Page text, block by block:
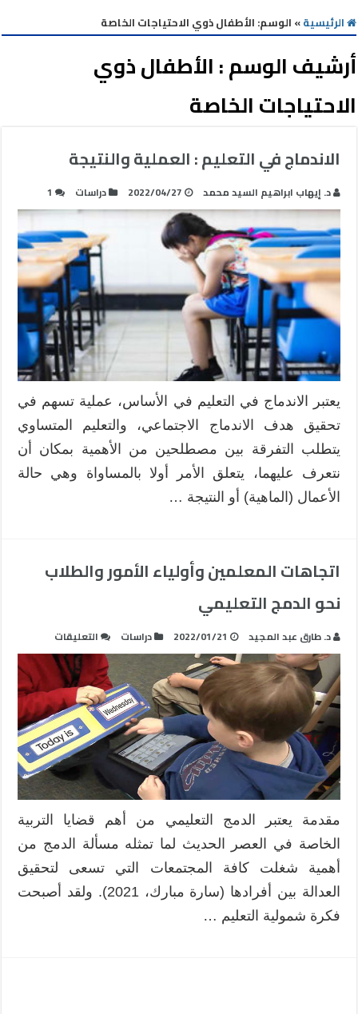
الرئيسية» الوسم: الأطفال ذوي الاحتياجات الخاصة
أرشيف الوسم :الأطفال ذوي
الاحتياجات الخاصة
الاندماج في التعليم : العملية والنتيجة
د. إيهاب ابراهيم السيد محمد 2022/04/27 دراسات 1
يعتبر الاندماج في التعليم في الأساس، عملية تسهم في
تحقيق هدف الاندماج الاجتماعي، والتعليم المتساوي
يتطلب التفرقة بين مصطلحين من الأهمية بمكان أن
نتعرف عليهما، يتعلق الأمر أولا بالمساواة وهي حالة
الأعمال (الماهية) أو النتيجة …
اتجاهات المعلمين وأولياء الأمور والطلاب
نحو الدمج التعليمي
د. طارق عبد المجيد 2022/01/21 دراسات التعليقات
اتجاهات
المعلمين
وأولياء
الأمور
والطلاب
نحو
الدمج
التعليمي
مغلقة
مقدمة يعتبر الدمج التعليمي من أهم قضايا التربية
الخاصة في العصر الحديث لما تمثله مسألة الدمج من
أهمية شغلت كافة المجتمعات التي تسعى لتحقيق
العدالة بين أفرادها (سارة مبارك، 2021). ولقد أصبحت
فكرة شمولية التعليم …